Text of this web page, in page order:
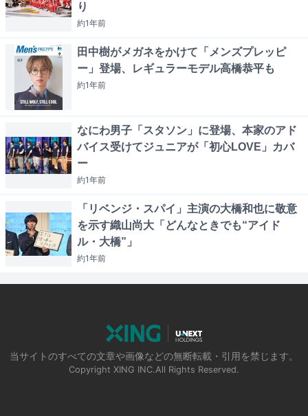
り
約1年前
田中樹がメガネをかけて「メンズプレッピ
ー」登場、レギュラーモデル高橋恭平も
約1年前
なにわ男子「スタソン」に登場、本家のアド
バイス受けてジュニアが「初心LOVE」カバ
ー
約1年前
「リベンジ・スパイ」主演の大橋和也に敬意
を示す織山尚大「どんなときでも“アイド
ル・大橋”」
約1年前
当サイトのすべての文章や画像などの無断転載・引用を禁じます。
Copyright XING INC.All Rights Reserved.